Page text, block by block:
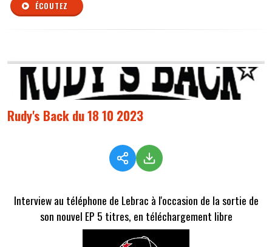
ÉCOUTEZ
Rudy's Back du 18 10 2023
Interview au téléphone de Lebrac à l'occasion de la sortie de
son nouvel EP 5 titres, en téléchargement libre